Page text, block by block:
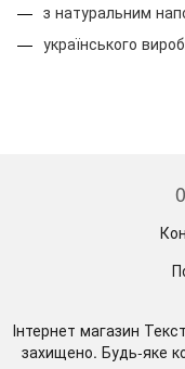
з натуральним
українського
Інтернет магазин
захищено. Будь-яке